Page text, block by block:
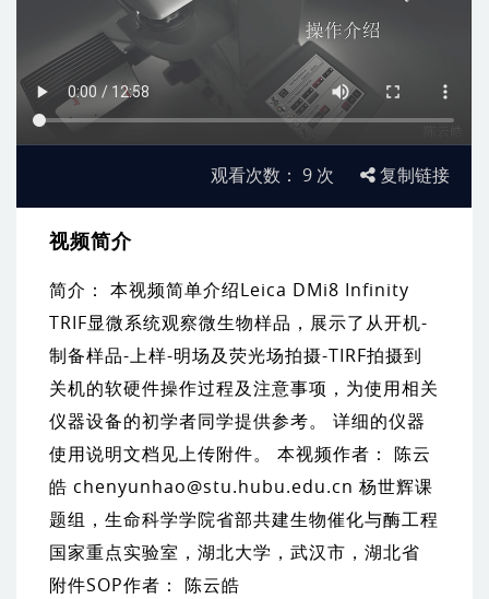
观看次数： 9 次 复制链接
视频简介
简介： 本视频简单介绍Leica DMi8 Infinity
TRIF显微系统观察微生物样品，展示了从开机-
制备样品-上样-明场及荧光场拍摄-TIRF拍摄到
关机的软硬件操作过程及注意事项，为使用相关
仪器设备的初学者同学提供参考。 详细的仪器
使用说明文档见上传附件。 本视频作者： 陈云
皓 chenyunhao@stu.hubu.edu.cn 杨世辉课
题组，生命科学学院省部共建生物催化与酶工程
国家重点实验室，湖北大学，武汉市，湖北省
附件SOP作者： 陈云皓